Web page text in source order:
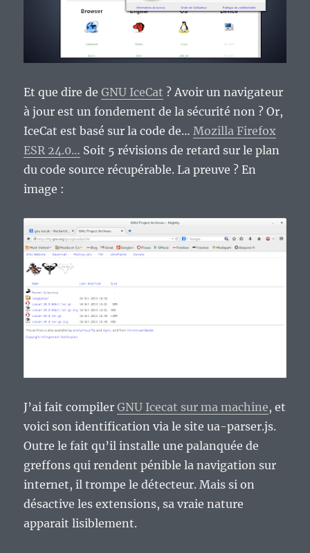
Et que dire deGNU IceCat ? Avoir un navigateur
à jour est un fondement de la sécurité non ? Or,
IceCat est basé sur la code de… Mozilla Firefox
ESR 24.0… Soit 5 révisions de retard sur le plan
du code source récupérable. La preuve ? En
image :
J’ai fait compilerGNU Icecat sur ma machine, et
voici son identification via le site ua-parser.js.
Outre le fait qu’il installe une palanquée de
greffons qui rendent pénible la navigation sur
internet, il trompe le détecteur. Mais si on
désactive les extensions, sa vraie nature
apparait lisiblement.